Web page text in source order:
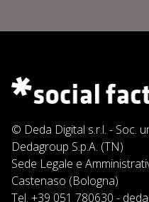
© Deda Digital s.r.l. - Soc.
Dedagroup S.p.A. (TN)
Sede Legale e
Castenaso (Bologna)
Tel. +39 051 780630 -